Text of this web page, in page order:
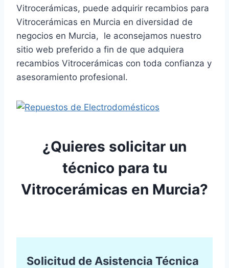
Vitrocerámicas, puede adquirir recambios para
Vitrocerámicas en Murcia en diversidad de
negocios en Murcia, le aconsejamos nuestro
sitio web preferido a fin de que adquiera
recambios Vitrocerámicas con toda confianza y
asesoramiento profesional.
¿Quieres solicitar un
técnico para tu
Vitrocerámicas en Murcia?
Solicitud de Asistencia Técnica